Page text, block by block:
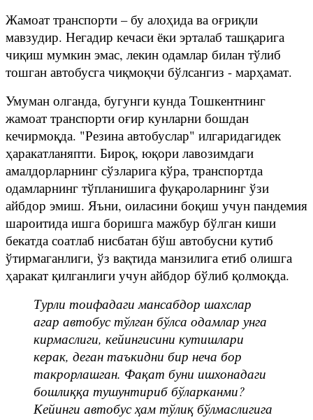
Жамоат транспорти – бу алоҳида ва оғриқли
мавзудир. Негадир кечаси ёки эрталаб ташқарига
чиқиш мумкин эмас, лекин одамлар билан тўлиб
тошган автобусга чиқмоқчи бўлсангиз - марҳамат.
Умуман олганда, бугунги кунда Тошкентнинг
жамоат транспорти оғир кунларни бошдан
кечирмоқда. "Резина автобуслар" илгаридагидек
ҳаракатланяпти. Бироқ, юқори лавозимдаги
амалдорларнинг сўзларига кўра, транспортда
одамларнинг тўпланишига фуқароларнинг ўзи
айбдор эмиш. Яъни, оиласини боқиш учун пандемия
шароитида ишга боришга мажбур бўлган киши
бекатда соатлаб нисбатан бўш автобусни кутиб
ўтирмаганлиги, ўз вақтида манзилига етиб олишга
ҳаракат қилганлиги учун айбдор бўлиб қолмоқда.
Турли тоифадаги мансабдор шахслар
агар автобус тўлган бўлса одамлар унга
кирмаслиги, кейингисини кутишлари
керак, деган таъкидни бир неча бор
такрорлашган. Фақат буни ишхонадаги
бошлиққа тушунтириб бўларканми?
Кейинги автобус ҳам тўлиқ бўлмаслигига